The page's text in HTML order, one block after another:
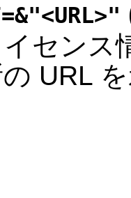
イセンス
の URL